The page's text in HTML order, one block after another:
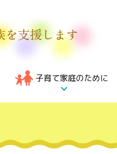
を支援します
子育て家庭のために